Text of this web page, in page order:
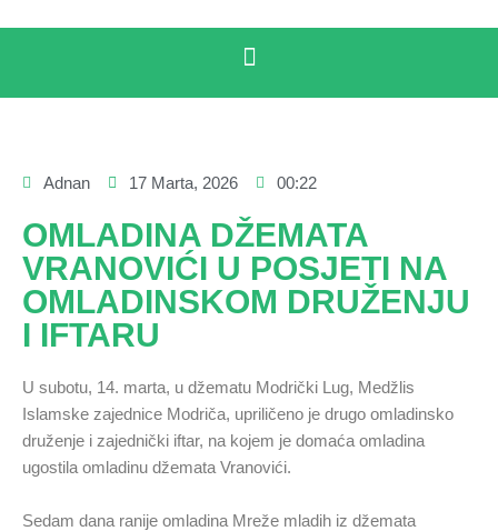
Adnan 17 Marta, 2026 00:22
OMLADINA DŽEMATA
VRANOVIĆI U POSJETI NA
OMLADINSKOM DRUŽENJU
I IFTARU
U subotu, 14. marta, u džematu Modrički Lug, Medžlis
Islamske zajednice Modriča, upriličeno je drugo omladinsko
druženje i zajednički iftar, na kojem je domaća omladina
ugostila omladinu džemata Vranovići.
Sedam dana ranije omladina Mreže mladih iz džemata